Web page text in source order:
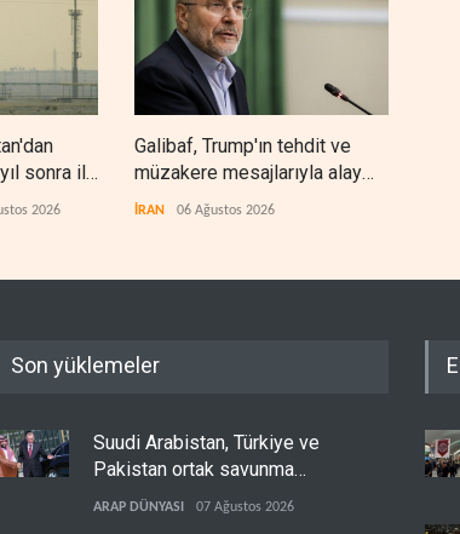
sonra ilk
2026
Galibaf, Trump'ın tehdit ve
müzakere mesajlarıyla alay
etti
İRAN 06 Ağustos 2026
Son yüklemeler
Suudi Arabistan, Türkiye ve
Pakistan ortak savunma
anlaşması imzaladı
ARAP DÜNYASI 07 Ağustos 2026